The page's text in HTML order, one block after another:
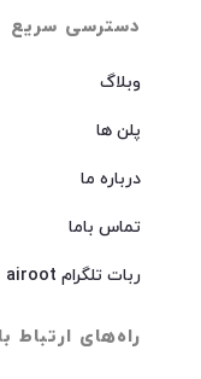
دسترسی سریع
وبلاگ
پلن ها
درباره ما
تماس باما
ربات تلگرام airoot
راه‌های ارتباط